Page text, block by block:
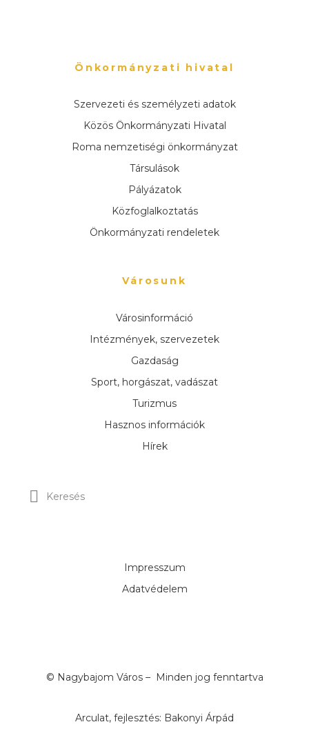
Önkormányzati hivatal
Szervezeti és személyzeti adatok
Közös Önkormányzati Hivatal
Roma nemzetiségi önkormányzat
Társulások
Pályázatok
Közfoglalkoztatás
Önkormányzati rendeletek
Városunk
Városinformáció
Intézmények, szervezetek
Gazdaság
Sport, horgászat, vadászat
Turizmus
Hasznos információk
Hírek
Impresszum
Adatvédelem
© Nagybajom Város – Minden jog fenntartva
Arculat, fejlesztés: Bakonyi Árpád